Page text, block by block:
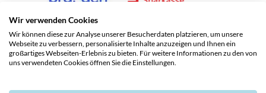
Wir verwenden Cookies
Wir können diese zur Analyse unserer Besucherdaten platzieren, um unsere
Webseite zu verbessern, personalisierte Inhalte anzuzeigen und Ihnen ein
großartiges Webseiten-Erlebnis zu bieten. Für weitere Informationen zu den von
uns verwendeten Cookies öffnen Sie die Einstellungen.